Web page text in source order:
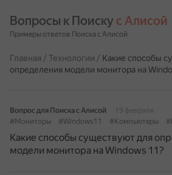
Вопросы к Поиску с Алисой
Примеры ответов Поиска с Алисой
Главная / Технологии / Какие способы
определения модели монитора на
Вопрос для Поиска с Алисой
19 февраля
#Мониторы
#Windows11 #Компьютеры
Какие способы существуют для
модели монитора на Windows 11?